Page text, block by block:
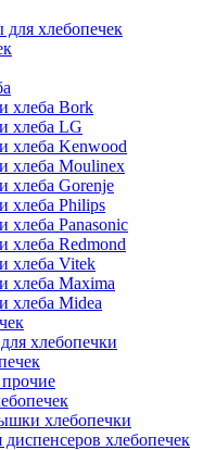
хлебопечек
хлеба Bork
хлеба LG
хлеба Kenwood
хлеба Moulinex
хлеба Gorenje
хлеба Philips
Panasonic
Redmond
хлеба Vitek
хлеба Maxima
хлеба Midea
хлебопечки
прочие
хлебопечки
хлебопечек